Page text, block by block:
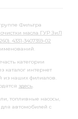
Фильтра
масла ГУР ЗиЛ
4331-3407359-02
категории
каталог интернет
из наших филиалов.
здесь.
топливные насосы,
автомобилей с